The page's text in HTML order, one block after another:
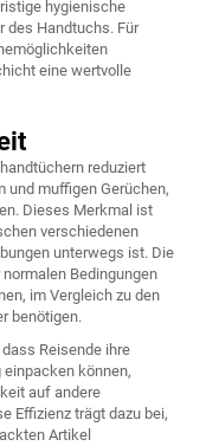
hygienische
des Handtuchs. Für
eine wertvolle
reduziert
und muffigen Gerüchen,
Dieses Merkmal ist
verschiedenen
unterwegs ist. Die
Bedingungen
im Vergleich zu den
benötigen.
Reisende ihre
können,
auf andere
Effizienz trägt dazu bei,
Artikel